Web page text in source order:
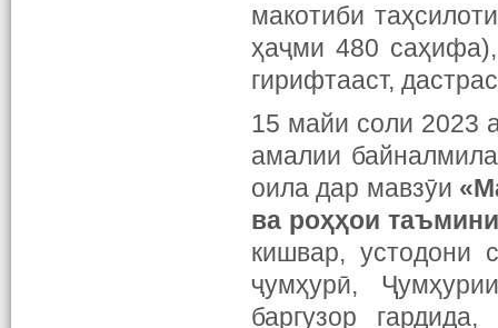
макотиби
ҳаҷми 480
гирифтааст,
15 майи соли 2023
амалии
оила дар мавзӯи
ва роҳҳои таъмини
кишвар, устодони
ҷумҳурӣ,
баргузор